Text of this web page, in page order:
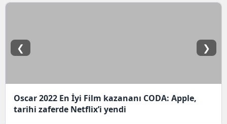
Oscar 2022 En İyi Film kazananı CODA: Apple,
tarihi zaferde Netflix’i yendi
❮ ❯